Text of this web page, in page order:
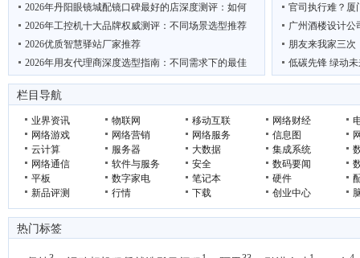
2026年丹阳眼镜城配镜口碑最好的店深度测评：如何
2026年工控机十大品牌权威测评：不同场景选型推荐
2026优质智慧驿站厂家推荐
2026年用友代理商深度选型指南：不同需求下的最佳
英特尔继续推进摩尔定律，为在2030年打造出万亿晶
官司执行难？厦
广州酒楼设计公
朋友来我家三次
低碳先锋 绿动
栏目导航
业界资讯 物联网 移动互联 网络财经
网络游戏
网络营销 网络服务 信息图
云计算
服务器 大数据 集成系统
网络通信
软件与服务 安全 数码要闻
平板
数字家电 笔记本 硬件
新品评测
行情 下载 创业中心
热门标签